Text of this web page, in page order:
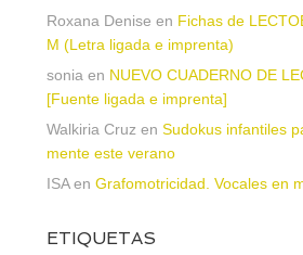
Roxana Denise en Fichas de
M (Letra ligada e imprenta)
sonia en NUEVO CUADERNO DE
[Fuente ligada e imprenta]
Walkiria Cruz en Sudokus infantiles
mente este verano
ISAen Grafomotricidad. Vocales en
ETIQUETAS